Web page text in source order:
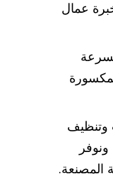
عمال
وتنظيف
المصنعة.